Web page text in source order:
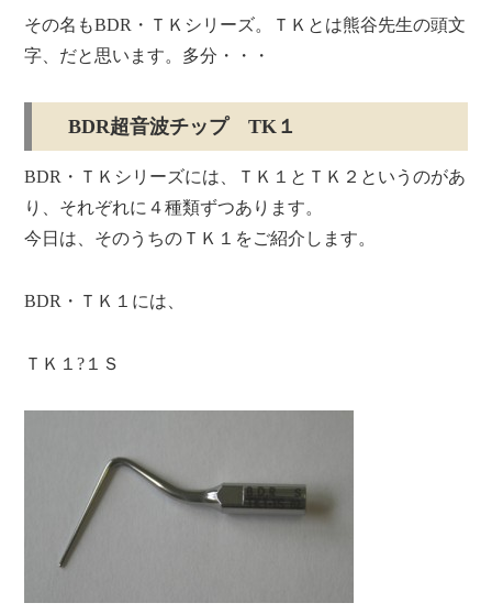
その名もBDR・ＴＫシリーズ。ＴＫとは熊谷先生の頭文
字、だと思います。多分・・・
BDR超音波チップ TK１
BDR・ＴＫシリーズには、ＴＫ１とＴＫ２というのがあ
り、それぞれに４種類ずつあります。
今日は、そのうちのＴＫ１をご紹介します。
BDR・ＴＫ１には、
ＴＫ１?１Ｓ